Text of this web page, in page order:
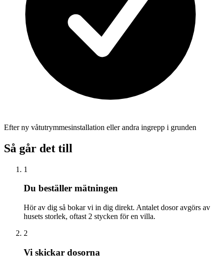
Efter ny våtutrymmesinstallation eller andra ingrepp i grunden
Så går det till
1
Du beställer mätningen
Hör av dig så bokar vi in dig direkt. Antalet dosor avgörs av
husets storlek, oftast 2 stycken för en villa.
2
Vi skickar dosorna